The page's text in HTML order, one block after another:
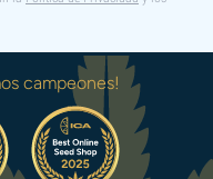
campeones!